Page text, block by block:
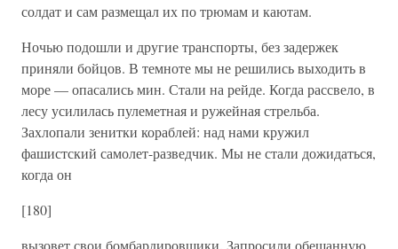
солдат и сам размещал их по трюмам и каютам.
Ночью подошли и другие транспорты, без задержек
приняли бойцов. В темноте мы не решились выходить в
море — опасались мин. Стали на рейде. Когда рассвело, в
лесу усилилась пулеметная и ружейная стрельба.
Захлопали зенитки кораблей: над нами кружил
фашистский самолет-разведчик. Мы не стали дожидаться,
когда он
[180]
вызовет свои бомбардировщики. Запросили обещанную